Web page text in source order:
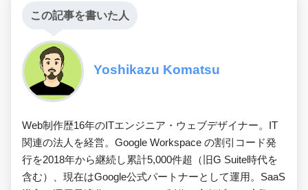
この記事を書いた人
Yoshikazu Komatsu
Web制作歴16年のITエンジニア・ウェブデザイナー。IT
関連の法人を経営。Google Workspace の割引コード発
行を2018年から継続し累計5,000件超（旧G Suite時代を
含む）、現在はGoogle公式パートナーとして運用。SaaS